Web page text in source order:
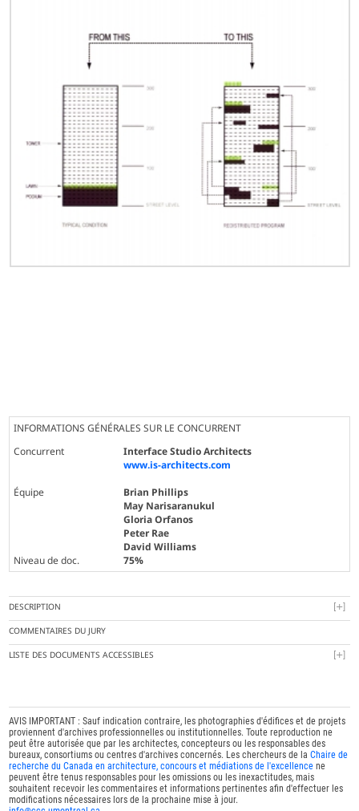
INFORMATIONS GÉNÉRALES SUR LE CONCURRENT
Concurrent
Interface Studio Architects
www.is-architects.com
Équipe
Brian Phillips
May Narisaranukul
Gloria Orfanos
Peter Rae
David Williams
Niveau de doc.
75%
DESCRIPTION
COMMENTAIRES DU JURY
LISTE DES DOCUMENTS ACCESSIBLES
AVIS IMPORTANT : Sauf indication contraire, les photographies d'édifices et de projets
proviennent d'archives professionnelles ou institutionnelles. Toute reproduction ne
peut être autorisée que par les architectes, concepteurs ou les responsables des
bureaux, consortiums ou centres d'archives concernés. Les chercheurs de laChaire de
recherche du Canada en architecture, concours et médiations de l'excellence ne
peuvent être tenus responsables pour les omissions ou les inexactitudes, mais
souhaitent recevoir les commentaires et informations pertinentes afin d'effectuer les
modifications nécessaires lors de la prochaine mise à jour.